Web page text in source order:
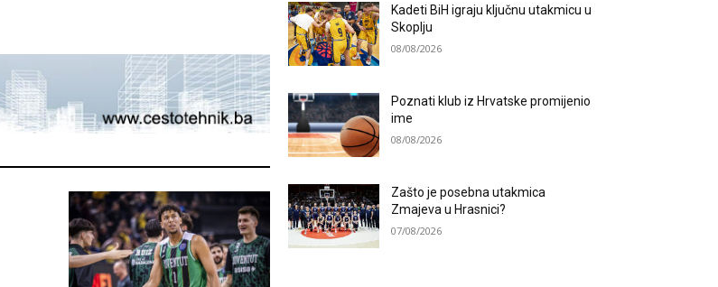
Kadeti BiH igraju ključnu utakmicu u
Skoplju
08/08/2026
Poznati klub iz Hrvatske promijenio
ime
08/08/2026
Zašto je posebna utakmica
Zmajeva u Hrasnici?
07/08/2026